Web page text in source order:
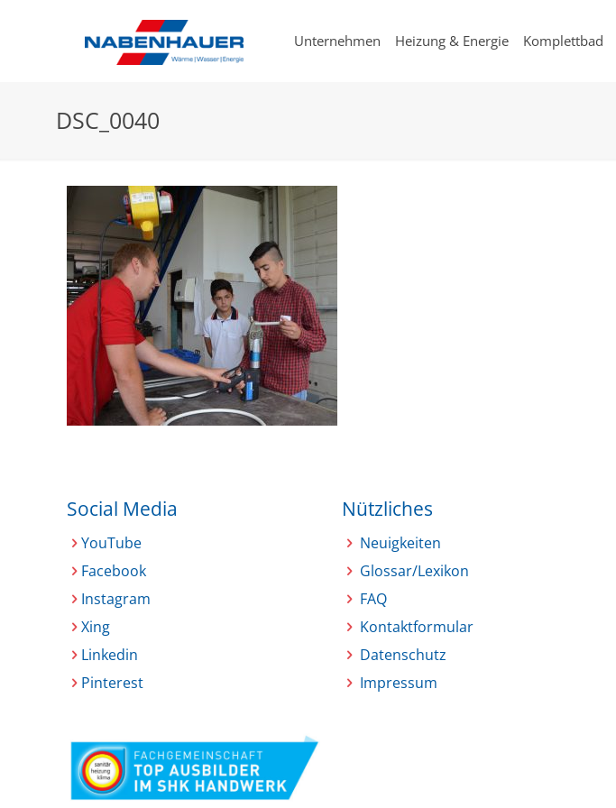
Unternehmen Heizung & Energie Komplettbad
DSC_0040
Social Media
YouTube
Facebook
Instagram
Xing
Linkedin
Pinterest
Nützliches
Neuigkeiten
Glossar/Lexikon
FAQ
Kontaktformular
Datenschutz
Impressum